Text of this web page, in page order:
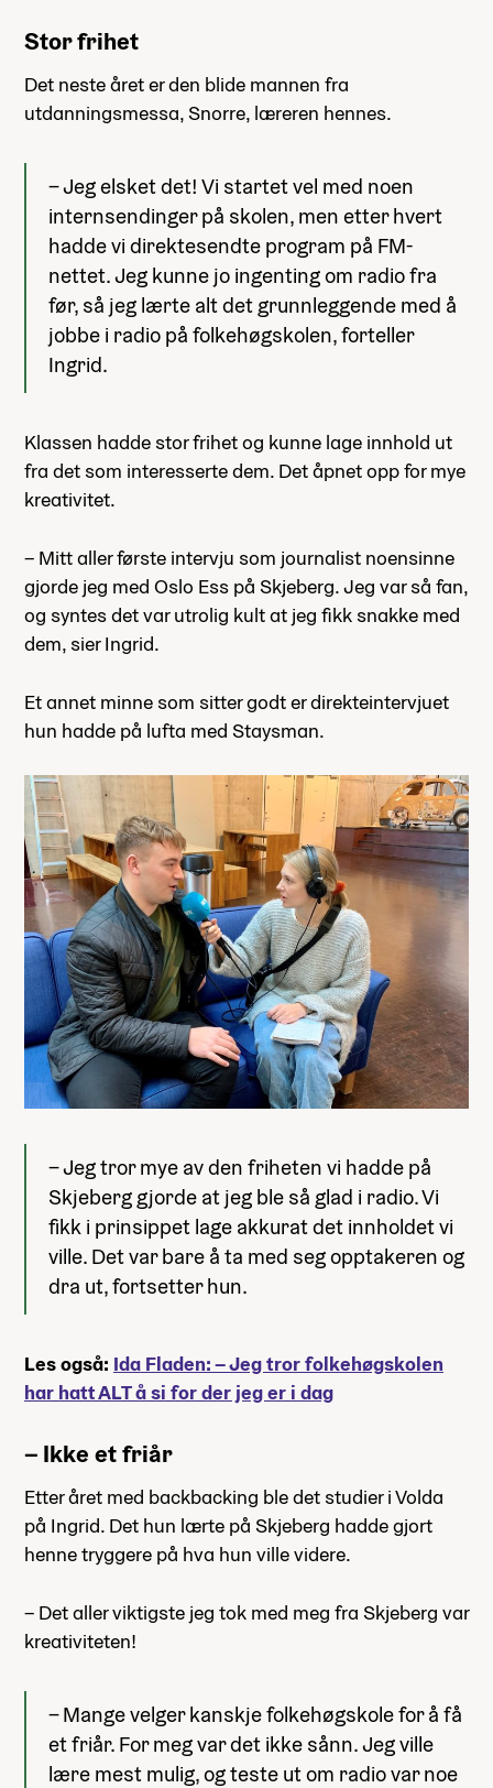
Stor frihet
Det neste året er den blide mannen fra
utdanningsmessa, Snorre, læreren hennes.
– Jeg elsket det! Vi startet vel med noen
internsendinger på skolen, men etter hvert
hadde vi direktesendte program på FM-
nettet. Jeg kunne jo ingenting om radio fra
før, så jeg lærte alt det grunnleggende med å
jobbe i radio på folkehøgskolen, forteller
Ingrid.
Klassen hadde stor frihet og kunne lage innhold ut
fra det som interesserte dem. Det åpnet opp for mye
kreativitet.
– Mitt aller første intervju som journalist noensinne
gjorde jeg med Oslo Ess på Skjeberg. Jeg var så fan,
og syntes det var utrolig kult at jeg fikk snakke med
dem, sier Ingrid.
Et annet minne som sitter godt er direkteintervjuet
hun hadde på lufta med Staysman.
– Jeg tror mye av den friheten vi hadde på
Skjeberg gjorde at jeg ble så glad i radio. Vi
fikk i prinsippet lage akkurat det innholdet vi
ville. Det var bare å ta med seg opptakeren og
dra ut, fortsetter hun.
Les også: Ida Fladen: – Jeg tror folkehøgskolen
har hatt ALT å si for der jeg er i dag
– Ikke et friår
Etter året med backbacking ble det studier i Volda
på Ingrid. Det hun lærte på Skjeberg hadde gjort
henne tryggere på hva hun ville videre.
– Det aller viktigste jeg tok med meg fra Skjeberg var
kreativiteten!
– Mange velger kanskje folkehøgskole for å få
et friår. For meg var det ikke sånn. Jeg ville
lære mest mulig, og teste ut om radio var noe